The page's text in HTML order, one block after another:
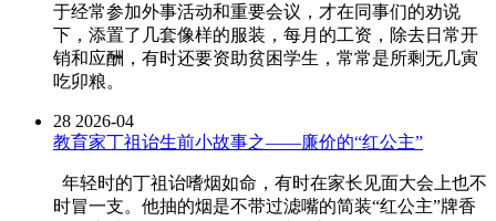
于经常参加外事活动和重要会议，才在同事们的劝说
下，添置了几套像样的服装，每月的工资，除去日常开
销和应酬，有时还要资助贫困学生，常常是所剩无几寅
吃卯粮。
28 2026-04
教育家丁祖诒生前小故事之——廉价的“红公主”
年轻时的丁祖诒嗜烟如命，有时在家长见面大会上也不
时冒一支。他抽的烟是不带过滤嘴的简装“红公主”牌香